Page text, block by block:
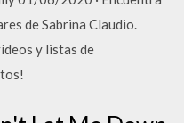
de Sabrina Claudio.
y listas de